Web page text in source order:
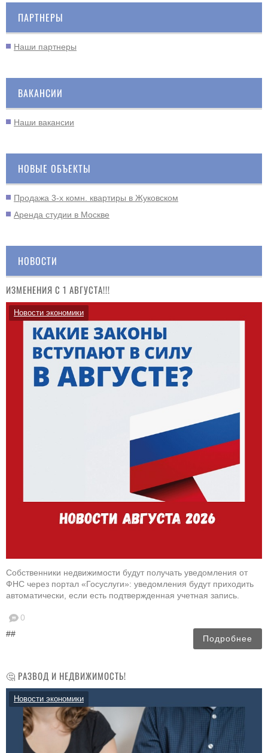
ПАРТНЕРЫ
Наши партнеры
ВАКАНСИИ
Наши вакансии
НОВЫЕ ОБЪЕКТЫ
Продажа 3-х комн. квартиры в Жуковском
Аренда студии в Москве
НОВОСТИ
ИЗМЕНЕНИЯ С 1 АВГУСТА!!!
Новости экономики
Собственники недвижимости будут получать уведомления от
ФНС через портал «Госуслуги»: уведомления будут приходить
автоматически, если есть подтвержденная учетная запись.
0
##
Подробнее
🤔 РАЗВОД И НЕДВИЖИМОСТЬ!
Новости экономики